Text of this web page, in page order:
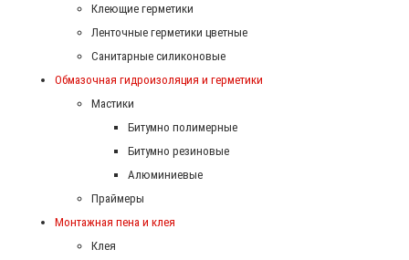
Клеющие герметики
Ленточные герметики цветные
Санитарные силиконовые
Обмазочная гидроизоляция и герметики
Мастики
Битумно полимерные
Битумно резиновые
Алюминиевые
Праймеры
Монтажная пена и клея
Клея